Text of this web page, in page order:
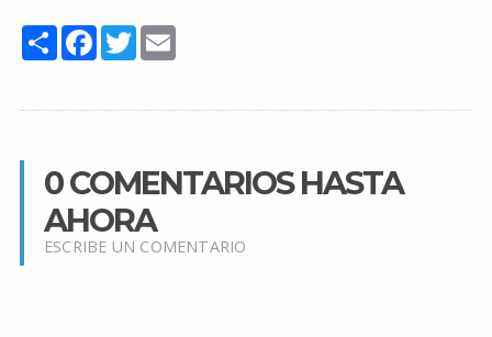
Share Facebook
TwitterEmail
0 COMENTARIOS HASTA
AHORA
ESCRIBE UN COMENTARIO